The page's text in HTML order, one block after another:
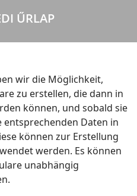
ŰRLAP
wir die Möglichkeit,
zu erstellen, die dann in
können, und sobald sie
Daten in
können zur Erstellung
werden. Es können
unabhängig